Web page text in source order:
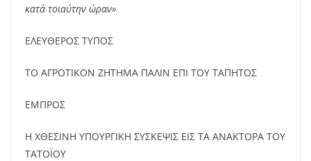
κατά τοιαύτην ώραν»
ΕΛΕΥΘΕΡΟΣ ΤΥΠΟΣ
ΤΟ ΑΓΡΟΤΙΚΟΝ ΖΗΤΗΜΑ ΠΑΛΙΝ ΕΠΙ ΤΟΥ ΤΑΠΗΤΟΣ
ΕΜΠΡΟΣ
Η ΧΘΕΣΙΝΗ ΥΠΟΥΡΓΙΚΗ ΣΥΣΚΕΨΙΣ ΕΙΣ ΤΑ ΑΝΑΚΤΟΡΑ ΤΟΥ
ΤΑΤΟΪΟΥ